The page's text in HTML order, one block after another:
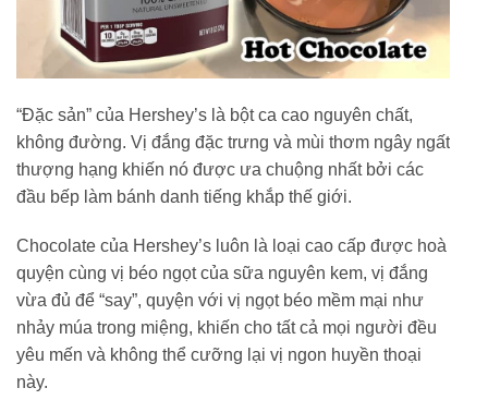
“Đặc sản” của Hershey’s là bột ca cao nguyên chất,
không đường. Vị đắng đặc trưng và mùi thơm ngây ngất
thượng hạng khiến nó được ưa chuộng nhất bởi các
đầu bếp làm bánh danh tiếng khắp thế giới.
Chocolate của Hershey’s luôn là loại cao cấp được hoà
quyện cùng vị béo ngọt của sữa nguyên kem, vị đắng
vừa đủ để “say”, quyện với vị ngọt béo mềm mại như
nhảy múa trong miệng, khiến cho tất cả mọi người đều
yêu mến và không thể cưỡng lại vị ngon huyền thoại
này.